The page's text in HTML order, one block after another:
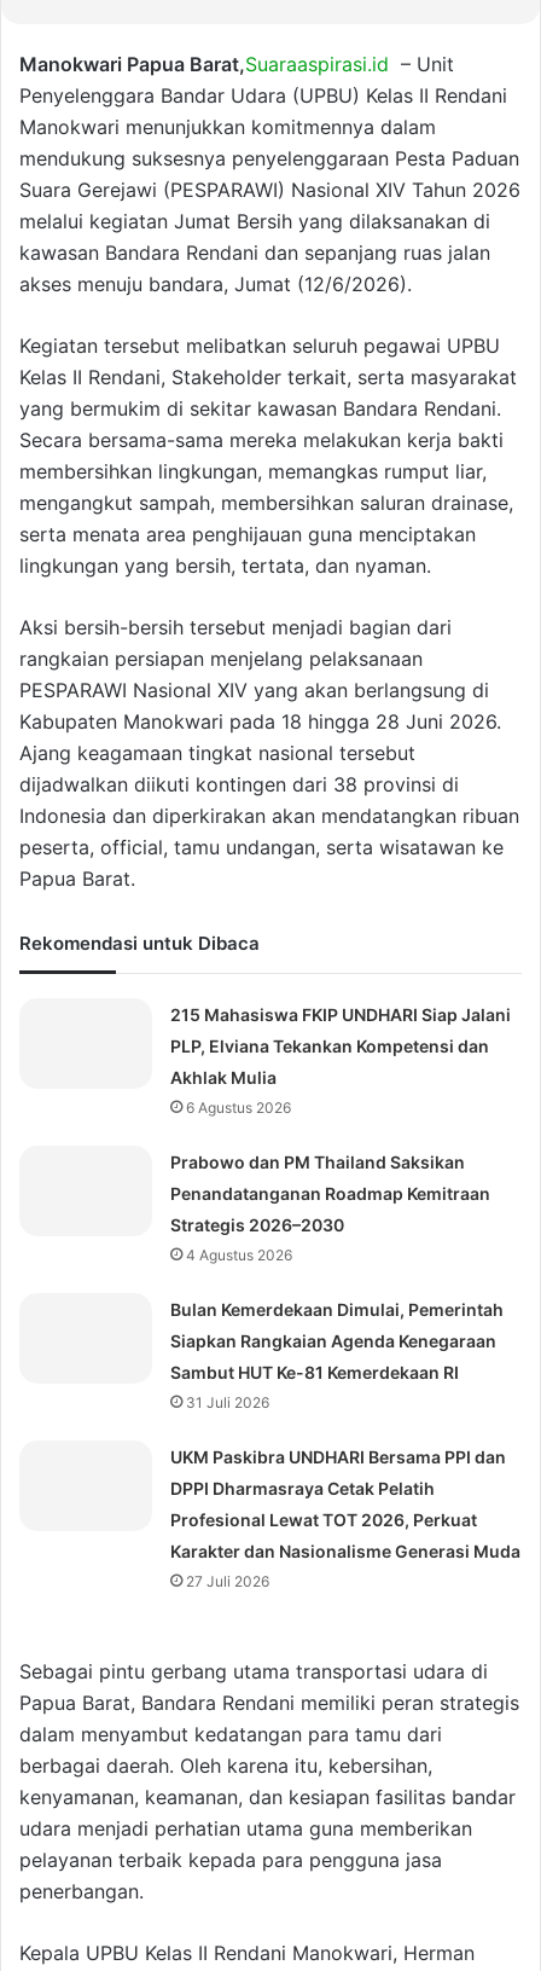
Manokwari Papua Barat,Suaraaspirasi.id – Unit
Penyelenggara Bandar Udara (UPBU) Kelas II Rendani
Manokwari menunjukkan komitmennya dalam
mendukung suksesnya penyelenggaraan Pesta Paduan
Suara Gerejawi (PESPARAWI) Nasional XIV Tahun 2026
melalui kegiatan Jumat Bersih yang dilaksanakan di
kawasan Bandara Rendani dan sepanjang ruas jalan
akses menuju bandara, Jumat (12/6/2026).
Kegiatan tersebut melibatkan seluruh pegawai UPBU
Kelas II Rendani, Stakeholder terkait, serta masyarakat
yang bermukim di sekitar kawasan Bandara Rendani.
Secara bersama-sama mereka melakukan kerja bakti
membersihkan lingkungan, memangkas rumput liar,
mengangkut sampah, membersihkan saluran drainase,
serta menata area penghijauan guna menciptakan
lingkungan yang bersih, tertata, dan nyaman.
Aksi bersih-bersih tersebut menjadi bagian dari
rangkaian persiapan menjelang pelaksanaan
PESPARAWI Nasional XIV yang akan berlangsung di
Kabupaten Manokwari pada 18 hingga 28 Juni 2026.
Ajang keagamaan tingkat nasional tersebut
dijadwalkan diikuti kontingen dari 38 provinsi di
Indonesia dan diperkirakan akan mendatangkan ribuan
peserta, official, tamu undangan, serta wisatawan ke
Papua Barat.
Rekomendasi untuk Dibaca
215 Mahasiswa FKIP UNDHARI Siap Jalani
PLP, Elviana Tekankan Kompetensi dan
Akhlak Mulia
6 Agustus 2026
Prabowo dan PM Thailand Saksikan
Penandatanganan Roadmap Kemitraan
Strategis 2026–2030
4 Agustus 2026
Bulan Kemerdekaan Dimulai, Pemerintah
Siapkan Rangkaian Agenda Kenegaraan
Sambut HUT Ke-81 Kemerdekaan RI
31 Juli 2026
UKM Paskibra UNDHARI Bersama PPI dan
DPPI Dharmasraya Cetak Pelatih
Profesional Lewat TOT 2026, Perkuat
Karakter dan Nasionalisme Generasi Muda
27 Juli 2026
Sebagai pintu gerbang utama transportasi udara di
Papua Barat, Bandara Rendani memiliki peran strategis
dalam menyambut kedatangan para tamu dari
berbagai daerah. Oleh karena itu, kebersihan,
kenyamanan, keamanan, dan kesiapan fasilitas bandar
udara menjadi perhatian utama guna memberikan
pelayanan terbaik kepada para pengguna jasa
penerbangan.
Kepala UPBU Kelas II Rendani Manokwari, Herman